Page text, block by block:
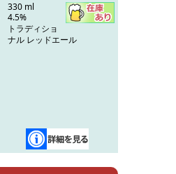
330 ml
4.5%
トラディショ
ナル レッドエール